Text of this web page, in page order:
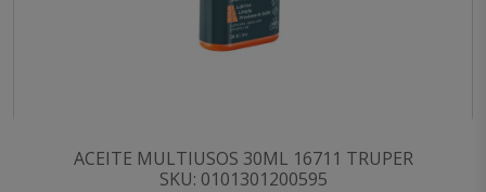
ACEITE MULTIUSOS 30ML 16711 TRUPER
SKU: 0101301200595